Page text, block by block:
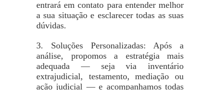
entrará em contato para entender melhor
a sua situação e esclarecer todas as suas
dúvidas.
3. Soluções Personalizadas: Após a
análise, propomos a estratégia mais
adequada — seja via inventário
extrajudicial, testamento, mediação ou
ação judicial — e acompanhamos todas